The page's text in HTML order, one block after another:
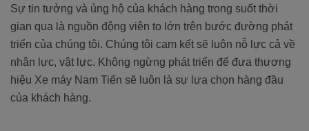
Sự tin tưởng và ủng hộ của khách hàng trong suốt thời
gian qua là nguồn động viên to lớn trên bước đường phát
triển của chúng tôi. Chúng tôi cam kết sẽ luôn nỗ lực cả về
nhân lực, vật lực. Không ngừng phát triển để đưa thương
hiệu Xe máy Nam Tiến sẽ luôn là sự lựa chọn hàng đầu
của khách hàng.